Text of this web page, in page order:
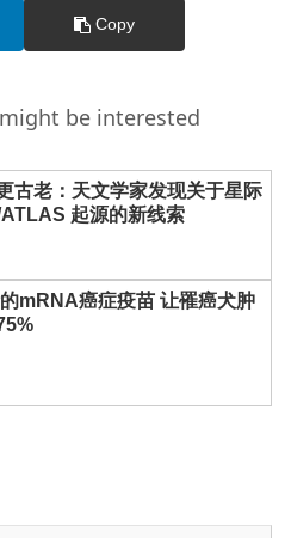
Copy
be interested
古老：天文学家发现关于星际
起源的新线索
mRNA癌症疫苗 让罹癌犬肿